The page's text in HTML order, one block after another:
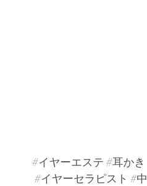
#イヤーエステ #耳かき
#イヤーセラピスト #